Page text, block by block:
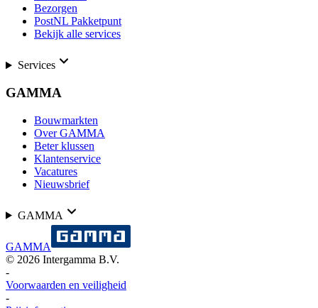
Bezorgen
PostNL Pakketpunt
Bekijk alle services
Services
GAMMA
Bouwmarkten
Over GAMMA
Beter klussen
Klantenservice
Vacatures
Nieuwsbrief
GAMMA
GAMMA
© 2026 Intergamma B.V.
-
Voorwaarden en veiligheid
-